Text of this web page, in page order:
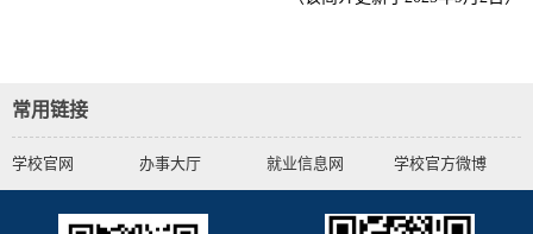
常用链接
学校官网 办事大厅 就业信息网 学校官方微博